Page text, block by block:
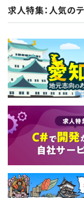
・応用情報技術者（
・データベーススペ
・システムアーキテ
・プロジェクトマネ
・ネットワークスペ
・エンベデッドシス
・情報処理安全確保
・ITサービスマネー
・システム監査技術
上記のほか、AWS・
についても支援。ひ
アに合う形で、資格
求人特集：人気の